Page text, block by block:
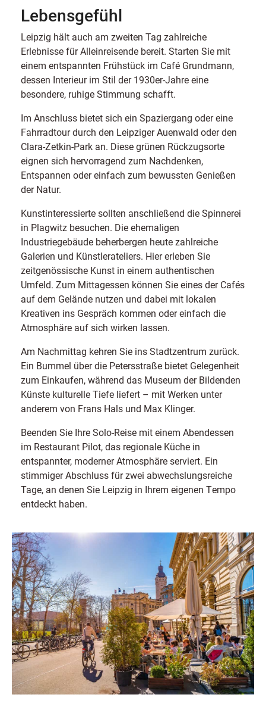
Lebensgefühl
Leipzig hält auch am zweiten Tag zahlreiche
Erlebnisse für Alleinreisende bereit. Starten Sie mit
einem entspannten Frühstück im Café Grundmann,
dessen Interieur im Stil der 1930er-Jahre eine
besondere, ruhige Stimmung schafft.
Im Anschluss bietet sich ein Spaziergang oder eine
Fahrradtour durch den Leipziger Auenwald oder den
Clara-Zetkin-Park an. Diese grünen Rückzugsorte
eignen sich hervorragend zum Nachdenken,
Entspannen oder einfach zum bewussten Genießen
der Natur.
Kunstinteressierte sollten anschließend die Spinnerei
in Plagwitz besuchen. Die ehemaligen
Industriegebäude beherbergen heute zahlreiche
Galerien und Künstlerateliers. Hier erleben Sie
zeitgenössische Kunst in einem authentischen
Umfeld. Zum Mittagessen können Sie eines der Cafés
auf dem Gelände nutzen und dabei mit lokalen
Kreativen ins Gespräch kommen oder einfach die
Atmosphäre auf sich wirken lassen.
Am Nachmittag kehren Sie ins Stadtzentrum zurück.
Ein Bummel über die Petersstraße bietet Gelegenheit
zum Einkaufen, während das Museum der Bildenden
Künste kulturelle Tiefe liefert – mit Werken unter
anderem von Frans Hals und Max Klinger.
Beenden Sie Ihre Solo-Reise mit einem Abendessen
im Restaurant Pilot, das regionale Küche in
entspannter, moderner Atmosphäre serviert. Ein
stimmiger Abschluss für zwei abwechslungsreiche
Tage, an denen Sie Leipzig in Ihrem eigenen Tempo
entdeckt haben.